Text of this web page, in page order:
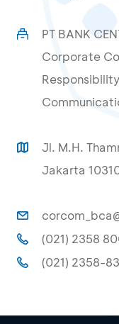
PT BANK
Corporate
Jl. M.H.
Jakarta
(021) 2358
(021) 2358-